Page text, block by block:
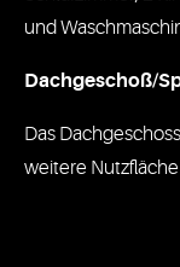
und
Dachgeschoß/
Das
weitere